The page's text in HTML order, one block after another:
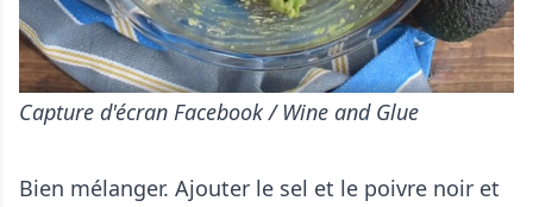
Capture d'écran Facebook / Wine and Glue
Bien mélanger. Ajouter le sel et le poivre noir et